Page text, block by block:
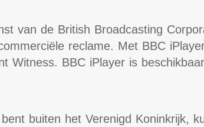
van de British Broadcasting
reclame. Met BBC
Witness. BBC iPlayer is
buiten het Verenigd Koninkrijk,